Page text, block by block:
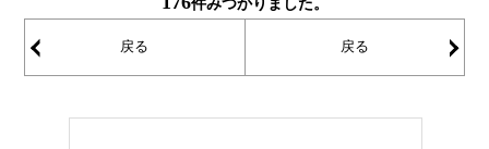
件みつかりました。
戻る 戻る